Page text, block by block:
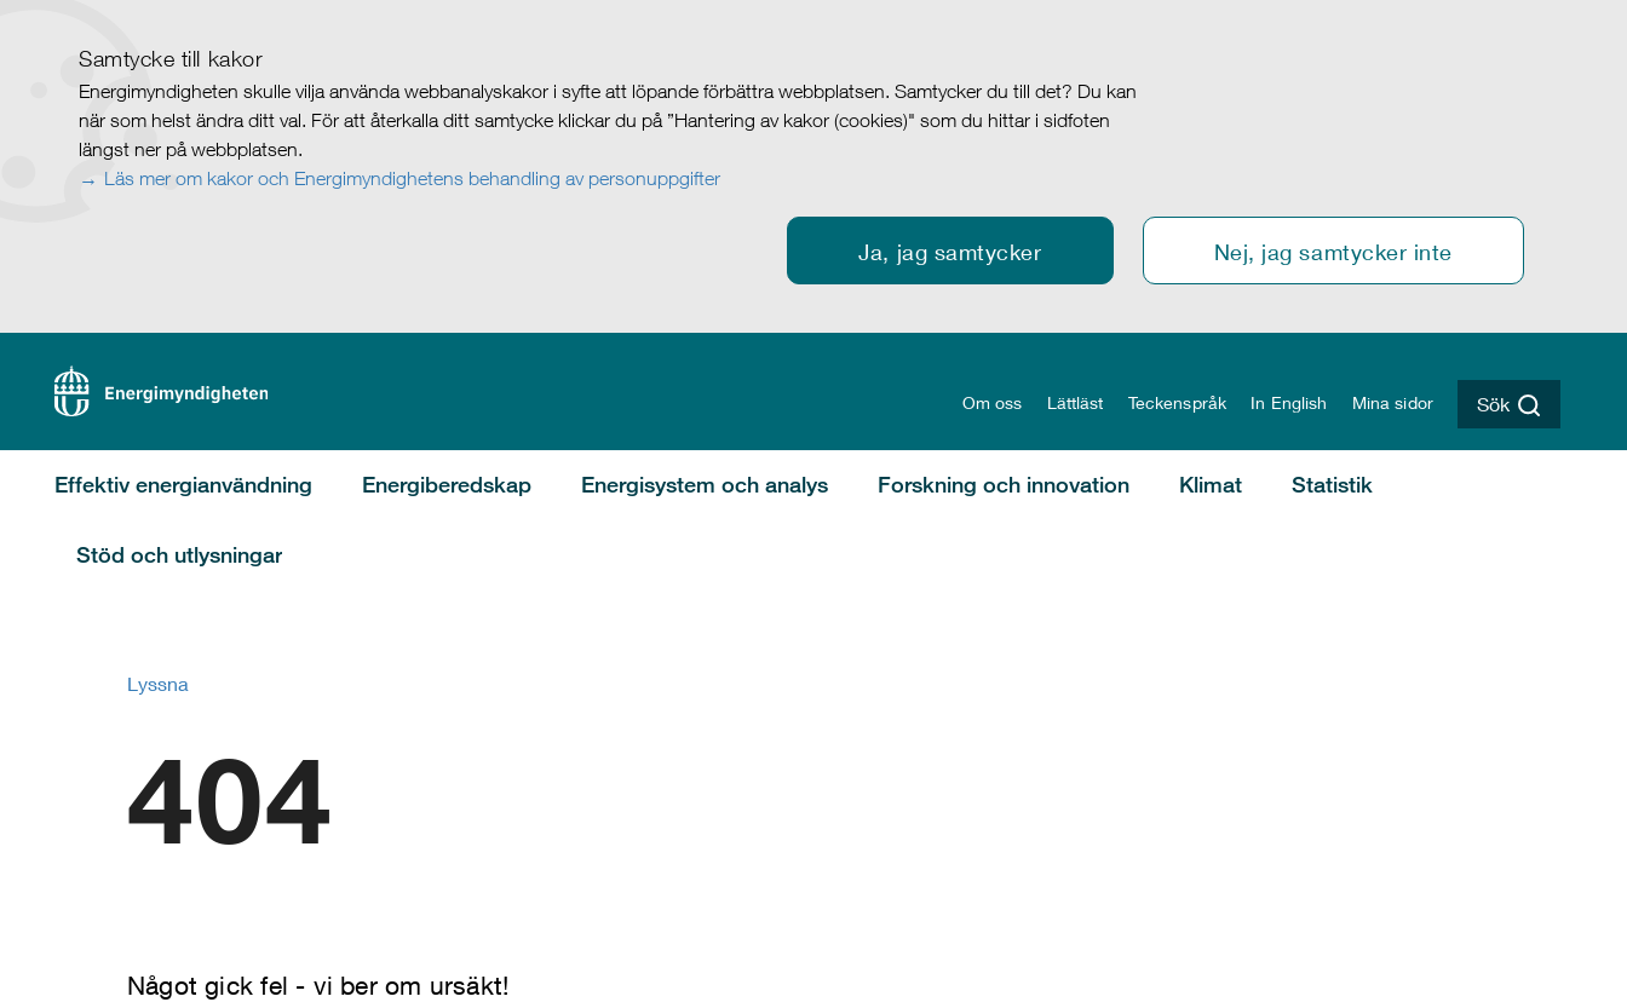
Samtycke till kakor
Energimyndigheten skulle vilja använda webbanalyskakor i syfte att löpande förbättra webbplatsen. Samtycker du till det? Du kan
när som helst ändra ditt val. För att återkalla ditt samtycke klickar du på ”Hantering av kakor (cookies)" som du hittar i sidfoten
längst ner på webbplatsen.
Läs mer om kakor och Energimyndighetens behandling av personuppgifter
Ja, jag samtycker Nej, jag samtycker inte
Om oss Lättläst Teckenspråk In English Mina sidor Sök
Effektiv energianvändning Energiberedskap Energisystem och analys Forskning och innovation Klimat Statistik
Stöd och utlysningar
Lyssna
404
Något gick fel - vi ber om ursäkt!